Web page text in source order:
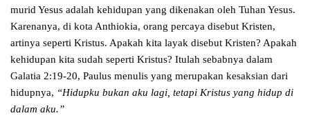
murid Yesus adalah kehidupan yang dikenakan oleh Tuhan Yesus.
Karenanya, di kota Anthiokia, orang percaya disebut Kristen,
artinya seperti Kristus. Apakah kita layak disebut Kristen? Apakah
kehidupan kita sudah seperti Kristus? Itulah sebabnya dalam
Galatia 2:19-20, Paulus menulis yang merupakan kesaksian dari
hidupnya, “Hidupku bukan aku lagi, tetapi Kristus yang hidup di
dalam aku.”